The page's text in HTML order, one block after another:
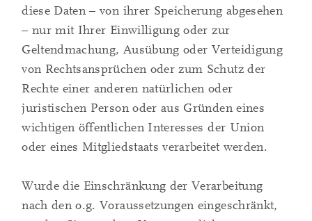
diese Daten – von ihrer Speicherung abgesehen
– nur mit Ihrer Einwilligung oder zur
Geltendmachung, Ausübung oder Verteidigung
von Rechtsansprüchen oder zum Schutz der
Rechte einer anderen natürlichen oder
juristischen Person oder aus Gründen eines
wichtigen öffentlichen Interesses der Union
oder eines Mitgliedstaats verarbeitet werden.
Wurde die Einschränkung der Verarbeitung
nach den o.g. Voraussetzungen eingeschränkt,